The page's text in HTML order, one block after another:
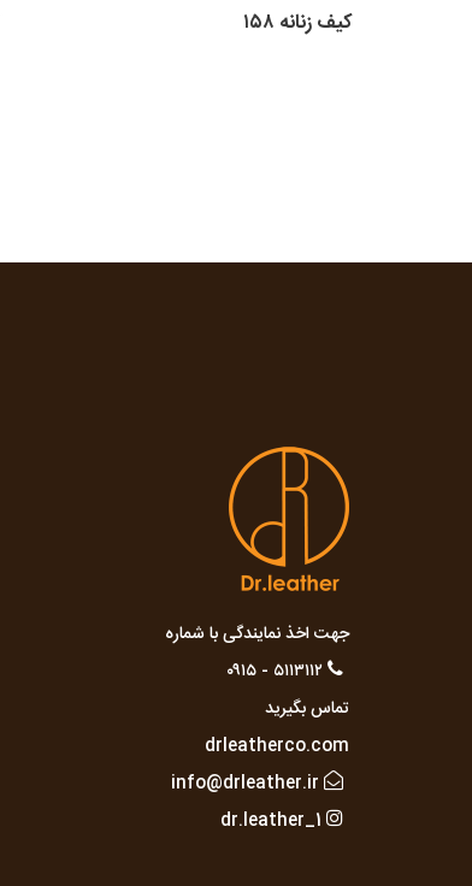
کیف زنانه ۱۵۸
جهت اخذ نمایندگی با شماره
۵۱۱۳۱۱۲ - ۰۹۱۵
تماس بگیرید
drleatherco.com
info@drleather.ir
dr.leather_1